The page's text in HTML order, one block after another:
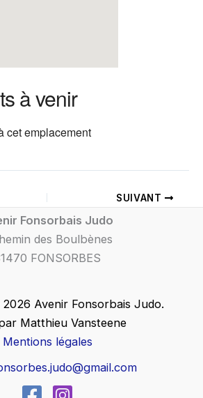
à venir
cet emplacement
SUIVANT
Fonsorbais Judo
des Boulbènes
FONSORBES
Avenir Fonsorbais Judo.
Matthieu Vansteene
Mentions légales